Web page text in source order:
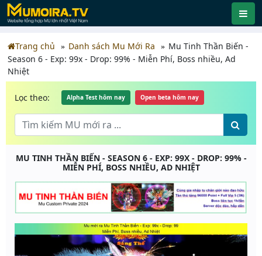
Trang chủ Danh sách Mu Mới Ra
Mu Tinh Thần Biến -
Season 6 - Exp: 99x - Drop: 99% - Miễn Phí, Boss nhiều, Ad
Nhiệt
Lọc theo: Alpha Test hôm nay Open beta hôm nay
MU TINH THẦN BIẾN - SEASON 6 - EXP: 99X - DROP: 99% -
MIỄN PHÍ, BOSS NHIỀU, AD NHIỆT